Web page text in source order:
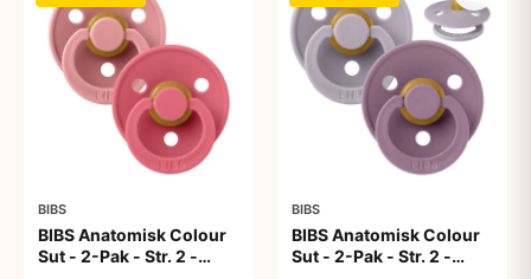
BIBS
BIBS Anatomisk Colour
Sut - 2-Pak - Str. 2 -
BIBS
BIBS Anatomisk Colour
Sut - 2-Pak - Str. 2 -